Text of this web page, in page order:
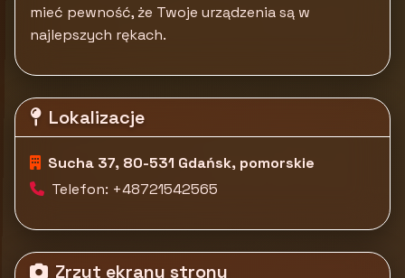
mieć pewność, że Twoje urządzenia są w
najlepszych rękach.
Lokalizacje
Sucha 37, 80-531 Gdańsk, pomorskie
Telefon: +48721542565
Zrzut ekranu strony